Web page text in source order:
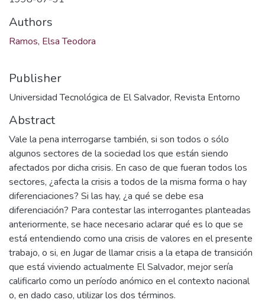
Authors
Ramos, Elsa Teodora
Publisher
Universidad Tecnológica de El Salvador, Revista Entorno
Abstract
Vale la pena interrogarse también, si son todos o sólo
algunos sectores de la sociedad los que están siendo
afectados por dicha crisis. En caso de que fueran todos los
sectores, ¿afecta la crisis a todos de la misma forma o hay
diferenciaciones? Si las hay, ¿a qué se debe esa
diferenciación? Para contestar las interrogantes planteadas
anteriormente, se hace necesario aclarar qué es lo que se
está entendiendo como una crisis de valores en el presente
trabajo, o si, en Jugar de llamar crisis a la etapa de transición
que está viviendo actualmente El Salvador, mejor sería
calificarlo como un período anómico en el contexto nacional
o, en dado caso, utilizar los dos términos.